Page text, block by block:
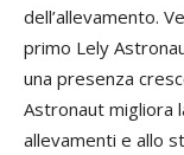
dell’allevamento.
primo Lely
una presenza
Astronaut migliora
allevamenti e allo